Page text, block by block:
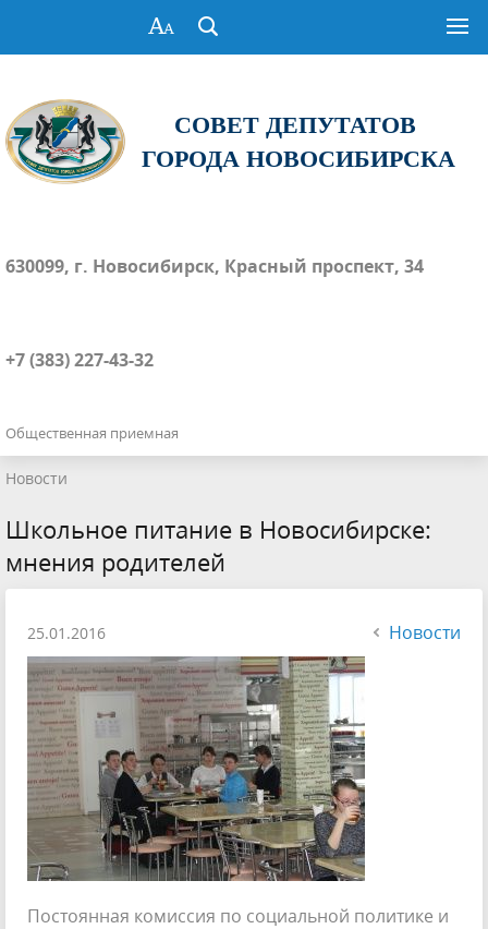
СОВЕТ ДЕПУТАТОВ
ГОРОДА НОВОСИБИРСКА
630099, г. Новосибирск, Красный проспект, 34
+7 (383) 227-43-32
Общественная приемная
Новости
Школьное питание в Новосибирске:
мнения родителей
25.01.2016 Новости
Постоянная комиссия по социальной политике и